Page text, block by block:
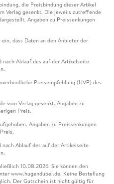
die Preisbindung dieser Artikel
Verlag gesenkt. Die jeweils zutreffende
Angaben zu Preissenkungen
dass Daten an den Anbieter der
Ablauf des auf der Artikelseite
Preisempfehlung (UVP) des
vom Verlag gesenkt. Angaben zu
Preis.
Angaben zu Preissenkungen
Ablauf des auf der Artikelseite
10.08.2026. Sie können den
www.hugendubel.de. Keine Bestellung
Der Gutschein ist nicht gültig für